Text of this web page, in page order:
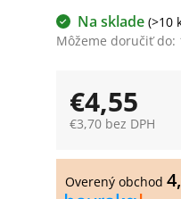
Na sklade (>10
Môžeme doručiť do:
€4,55
€3,70 bez DPH
cena:
Overený obchod